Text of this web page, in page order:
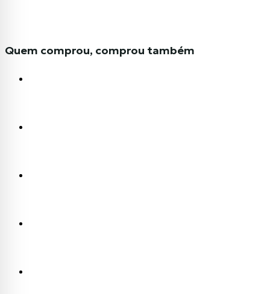
Quem comprou, comprou também